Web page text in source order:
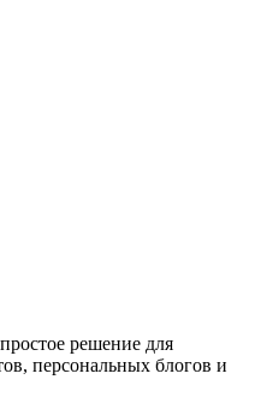
решение для
персональных блогов и